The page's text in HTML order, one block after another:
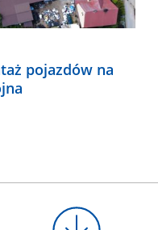
pojazdów na